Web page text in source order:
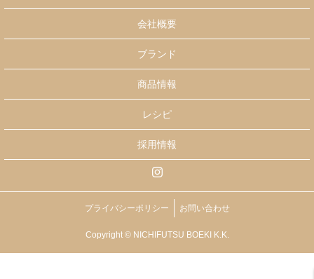
会社概要
ブランド
商品情報
レシピ
採用情報
プライバシーポリシー お問い合わせ
Copyright © NICHIFUTSU BOEKI K.K.